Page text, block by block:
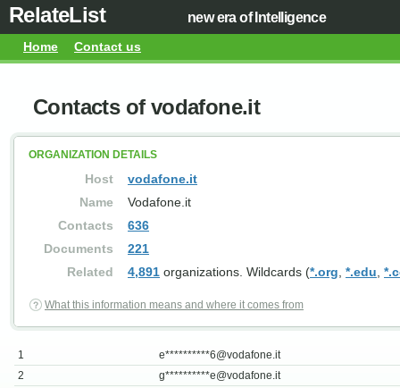
RelateList new era of Intelligence
Home Contact us
Contacts of vodafone.it
ORGANIZATION DETAILS
Host
vodafone.it
Name
Vodafone.it
Contacts
636
Documents
221
Related
4,891 organizations. Wildcards (*.org *.edu
What this information means and where it comes from
1 e**********6@vodafone.it
2
g**********e@vodafone.it